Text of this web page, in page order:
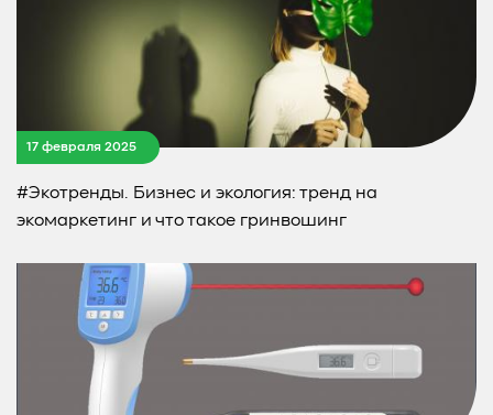
17 февраля 2025
#Экотренды. Бизнес и экология: тренд на
экомаркетинг и что такое гринвошинг